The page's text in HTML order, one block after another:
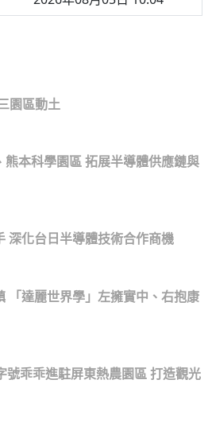
園區動土
本科學園區 拓展半導體供應鏈與
深化台日半導體技術合作商機
「達麗世界學」左擁實中、右抱康
號乖乖進駐屏東熱農園區 打造觀光